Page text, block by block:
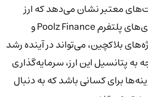
معتبر نشان می‌دهد که ارز
دیجیتال POOLX به دلیل نوآوری‌های پلتفرم Poolz Finance و
بلاکچین، می‌تواند در آینده رشد
پتانسیل این ارز، سرمایه‌گذاری
برای کسانی باشد که به دنبال